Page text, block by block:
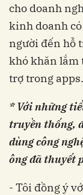
cho doanh
kinh doanh
người đến hỗ
khó khăn lắm
trợ trong apps.
* Với những
truyền thống,
dùng công
ông đã thuyết
- Tôi đồng ý